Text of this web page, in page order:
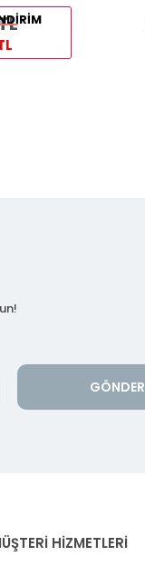
GÖNDER
HİZMETLERİ